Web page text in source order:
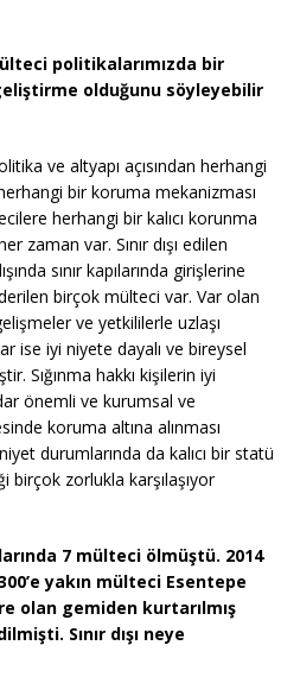
politikalarımızda bir
olduğunu söyleyebilir
ve altyapı açısından herhangi
bir koruma mekanizması
herhangi bir kalıcı korunma
zaman var. Sınır dışı edilen
sınır kapılarında girişlerine
birçok mülteci var. Var olan
ve yetkililerle uzlaşı
ise iyi niyete dayalı ve bireysel
Sığınma hakkı kişilerin iyi
önemli ve kurumsal ve
koruma altına alınması
durumlarında da kalıcı bir statü
zorlukla karşılaşıyor
7 mülteci ölmüştü. 2014
yakın mülteci Esentepe
olan gemiden kurtarılmış
Sınır dışı neye